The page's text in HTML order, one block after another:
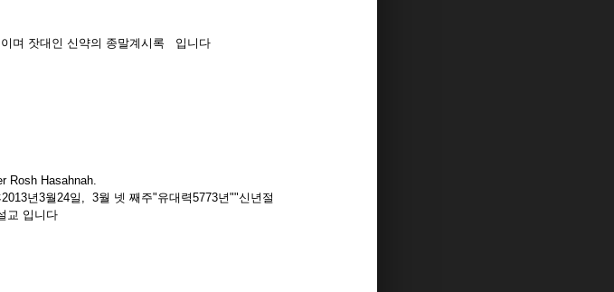
며 잣대인 신약의 종말계시록 입니다
Rosh Hasahnah.
년3월24일, 3월 넷 째주"유대력5773년""신년절
교 입니다